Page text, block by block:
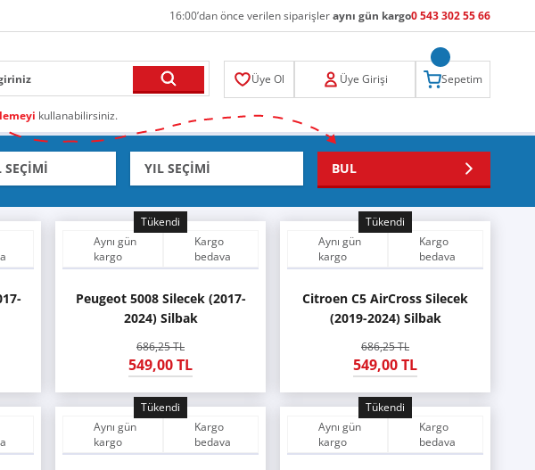
16:00’dan önce verilen siparişleraynı gün kargo0 543 302 55 66
kullanabilirsiniz.
Üye Ol Üye Girişi Sepetim
BUL
Tükendi
Aynı gün
kargo
Kargo
bedava
Peugeot 5008 Silecek (2017-
2024) Silbak
686,25 TL
549,00 TL
Tükendi
Aynı gün
kargo
Kargo
bedava
Citroen C5 AirCross Silecek
(2019-2024) Silbak
686,25 TL
549,00 TL
Tükendi
Aynı gün
kargo
Kargo
bedava
Tükendi
Aynı gün
kargo
Kargo
bedava